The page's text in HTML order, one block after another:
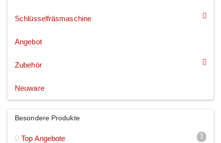
Schlüsselfräsmaschine
Angebot
Zubehör
Neuware
Besondere Produkte
3
Top Angebote